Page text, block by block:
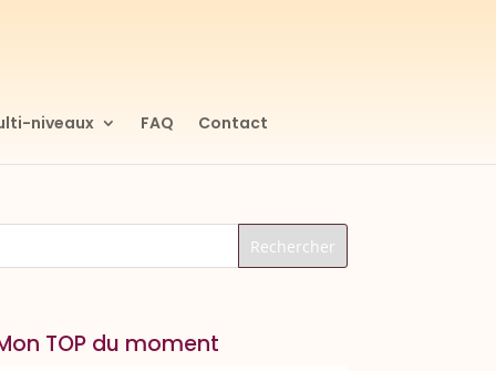
niveaux FAQ Contact
TOP du moment